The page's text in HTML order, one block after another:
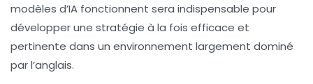
modèles d’IA fonctionnent sera indispensable pour
développer une stratégie à la fois efficace et
pertinente dans un environnement largement dominé
par l’anglais.